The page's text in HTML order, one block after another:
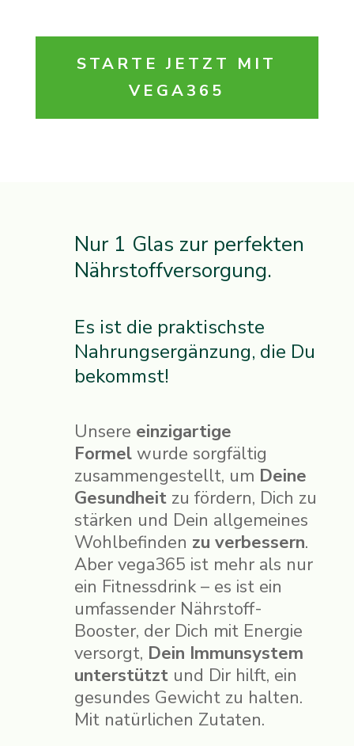
STARTE JETZT MIT
VEGA365
Nur 1 Glas zur perfekten
Nährstoffversorgung.
Es ist die praktischste
Nahrungsergänzung, die Du
bekommst!
Unsere einzigartige
Formel wurde sorgfältig
zusammengestellt, um Deine
Gesundheit zu fördern, Dich zu
stärken und Dein allgemeines
Wohlbefinden zu verbessern.
Aber vega365 ist mehr als nur
ein Fitnessdrink – es ist ein
umfassender Nährstoff-
Booster, der Dich mit Energie
versorgt, Dein Immunsystem
unterstützt und Dir hilft, ein
gesundes Gewicht zu halten.
Mit natürlichen Zutaten.